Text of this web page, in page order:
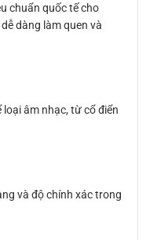
chuẩn quốc tế cho
dàng làm quen và
âm nhạc, từ cổ điển
và độ chính xác trong